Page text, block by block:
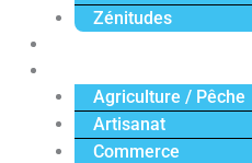
Zénitudes
Agriculture / Pêche
Artisanat
Commerce